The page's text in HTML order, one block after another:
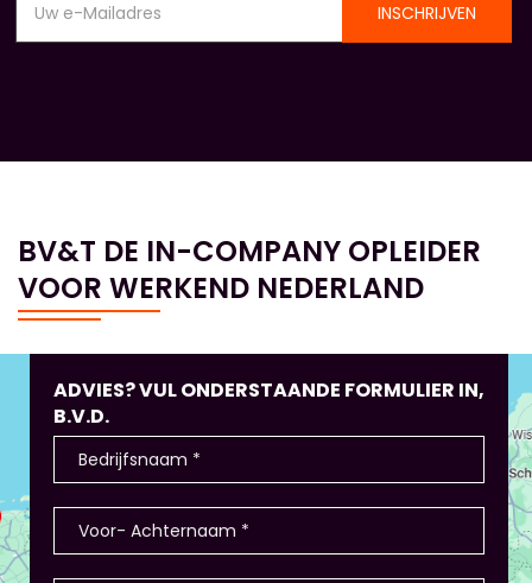
INSCHRIJVEN
BV&T DE IN-COMPANY OPLEIDER
VOOR WERKEND NEDERLAND
ADVIES? VUL ONDERSTAANDE FORMULIER IN,
B.V.D.